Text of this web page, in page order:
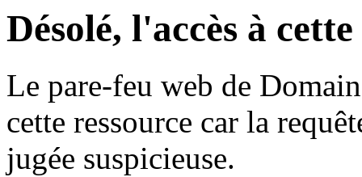
Désolé, l'accès à
Le pare-feu web de
cette ressource car la
jugée suspicieuse.